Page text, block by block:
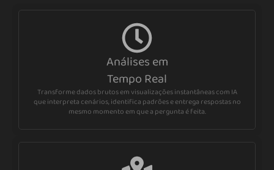
Análises em
Tempo Real
Transforme dados brutos em visualizações instantâneas com IA
que interpreta cenários, identifica padrões e entrega respostas no
mesmo momento em que a pergunta é feita.